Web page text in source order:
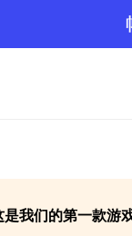
我们的第一款游